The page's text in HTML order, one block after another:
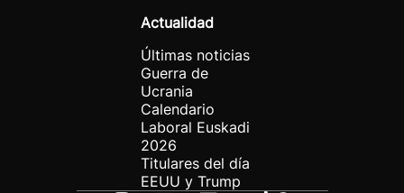
Actualidad
Últimas noticias
Guerra de
Ucrania
Calendario
Laboral Euskadi
2026
Titulares del día
EEUU y Trump